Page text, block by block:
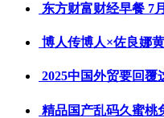
东方财富财经早餐 7
博人传博人×佐良娜
2025中国外贸要回覆
精品国产乱码久蜜桃